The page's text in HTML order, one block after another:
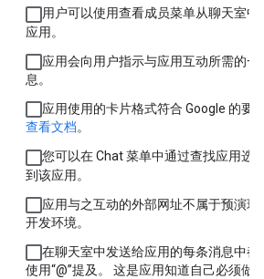
用户可以使用查看成员菜单从聊天室中
应用。
应用会向用户指示与应用互动所需的一
息。
应用使用的卡片格式符合 Google 的要
查看文档。
您可以在 Chat 菜单中通过查找应用选
到该应用。
应用与之互动的外部网址不属于预演环
开发环境。
在聊天室中发送给应用的每条消息中都
使用“@”提及。 这是应用知道自己必须做